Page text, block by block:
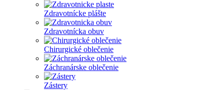
Zdravotnícke plášte
Zdravotnícka obuv
Chirurgické oblečenie
Záchranárske oblečenie
Zástery